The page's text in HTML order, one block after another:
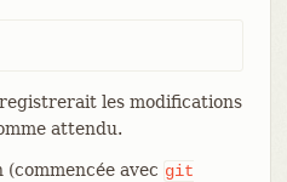
les modifications
attendu.
(commencée avec git